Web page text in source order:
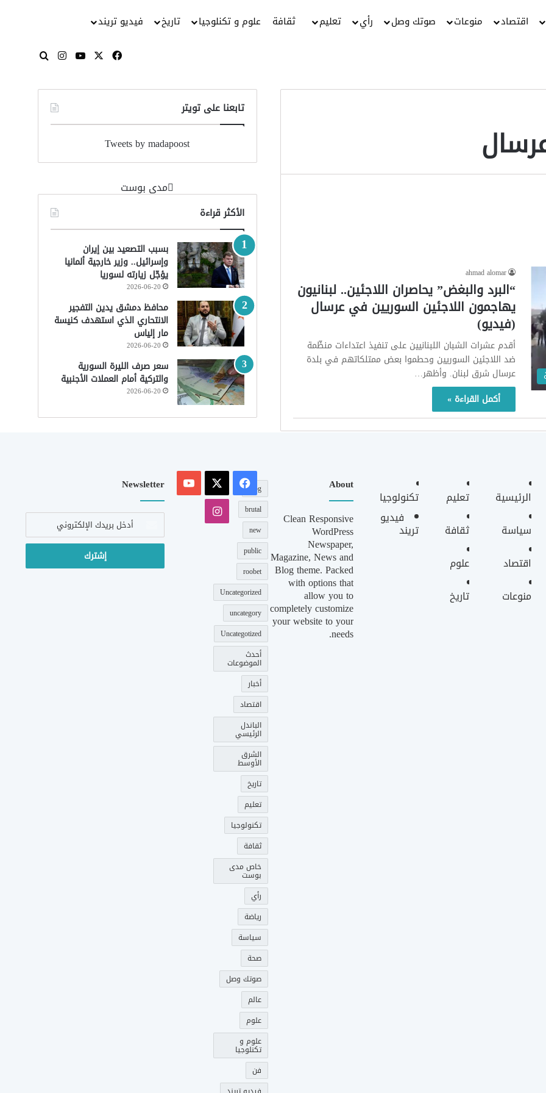
اقتصاد منوعات صوتك وصل رأي تعليم ثقافة علوم و تكنلوجيا تاريخ فيديو تريند
فيسبوك
‫X
‫YouTube
انستقرامبحث عن
ahmad alomar
“البرد والبغض” يحاصران اللاجئين.. لبنانيون
يهاجمون اللاجئين السوريين في عرسال
(فيديو)
أقدم عشرات الشبان اللبنانيين على تنفيذ اعتداءات منظّمة
ضد اللاجئين السوريين وحطموا بعض ممتلكاتهم في بلدة
عرسال شرق لبنان. وأظهر…
أكمل القراءة »
تابعنا على تويتر
Tweets by madapoost
‏مدى بوست‏
الأكثر قراءة
بسبب التصعيد بين إيران
وإسرائيل.. وزير خارجية ألمانيا
يؤجّل زيارته لسوريا
2026-06-20
محافظ دمشق يدين التفجير
الانتحاري الذي استهدف كنيسة
مار إلياس
2026-06-20
سعر صرف الليرة السورية
والتركية أمام العملات الأجنبية
2026-06-20
الرئيسية
سياسة
اقتصاد
منوعات
تعليم
ثقافة
علوم
تاريخ
تكنولوجيا
فيديو
تريند
About
Clean Responsive
WordPress
Newspaper,
Magazine, News and
Blog theme. Packed
with options that
allow you to
completely customize
your website to your
needs.
blog
brutal
new
public
roobet
Uncategorized
uncategory
Uncategotized
أحدث
الموضوعات
أخبار
اقتصاد
الباندل
الرئيسي
الشرق
الأوسط
تاريخ
تعليم
تكنولوجيا
ثقافة
خاص مدى
بوست
رأي
رياضة
سياسة
صحة
صوتك وصل
عالم
علوم
علوم و
تكنلوجيا
فن
فيسبوك
‫X
‫YouTube
انستقرام
Newsletter
أدخل
الإلكتروني